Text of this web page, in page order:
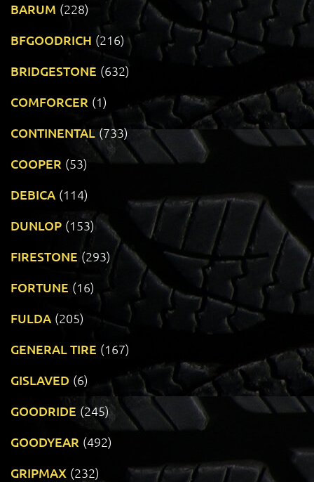
BARUM (228)
BFGOODRICH (216)
BRIDGESTONE (632)
COMFORCER (1)
CONTINENTAL (733)
COOPER (53)
DEBICA (114)
DUNLOP (153)
FIRESTONE (293)
FORTUNE (16)
FULDA (205)
GENERAL TIRE (167)
GISLAVED (6)
GOODRIDE (245)
GOODYEAR (492)
GRIPMAX (232)